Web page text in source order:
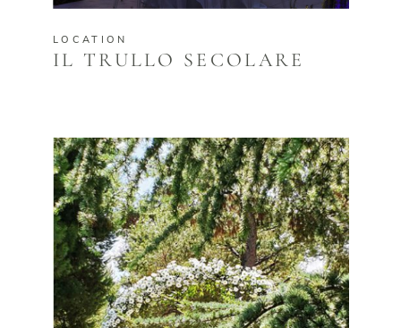
LOCATION
IL TRULLO SECOLARE